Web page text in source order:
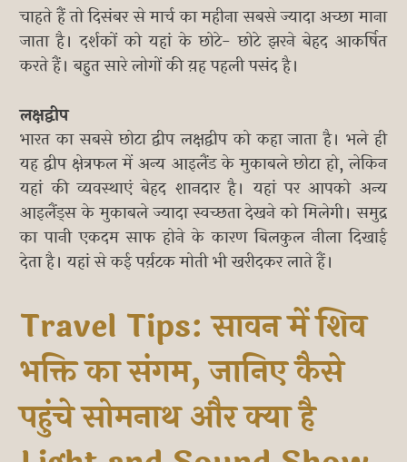
चाहते हैं तो दिसंबर से मार्च का महीना सबसे ज्यादा अच्छा माना
जाता है। दर्शकों को यहां के छोटे- छोटे झरने बेहद आकर्षित
करते हैं। बहुत सारे लोगों की य़ह पहली पसंद है।
लक्षद्वीप
भारत का सबसे छोटा द्वीप लक्षद्वीप को कहा जाता है। भले ही
यह द्वीप क्षेत्रफल में अन्य आइलैंड के मुकाबले छोटा हो, लेकिन
यहां की व्यवस्थाएं बेहद शानदार है। यहां पर आपको अन्य
आइलैंड्स के मुकाबले ज्यादा स्वच्छता देखने को मिलेगी। समुद्र
का पानी एकदम साफ होने के कारण बिलकुल नीला दिखाई
देता है। यहां से कई पर्य़टक मोती भी खरीदकर लाते हैं।
Travel Tips: सावन में शिव
भक्ति का संगम, जानिए कैसे
पहुंचे सोमनाथ और क्या है